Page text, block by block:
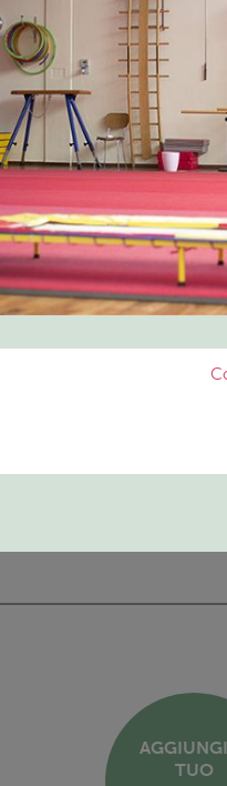
Pianterreno del
Via San Carlo 2 – Arona
TUO